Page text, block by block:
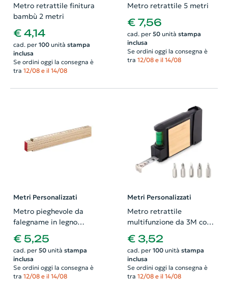
Metro retrattile finitura
bambù 2 metri
€ 4,14
cad. per 100unità stampa
inclusa
Se ordini oggi la consegna è
tra 12/08 e il 14/08
Metro retrattile 5 metri
€ 7,56
cad. per 50unità stampa
inclusa
Se ordini oggi la consegna è
tra 12/08 e il 14/08
Metri Personalizzati
Metro pieghevole da
falegname in legno
2metri
€ 5,25
cad. per 50unità stampa
inclusa
Se ordini oggi la consegna è
tra 12/08 e il 14/08
Metri Personalizzati
Metro retrattile
multifunzione da 3M con
dettagli bambù livella e
cacciaviti
€ 3,52
cad. per 100unità stampa
inclusa
Se ordini oggi la consegna è
tra 12/08 e il 14/08